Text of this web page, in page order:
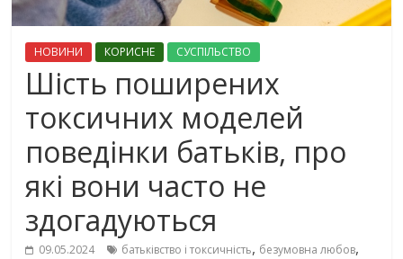
НОВИНИ КОРИСНЕ СУСПІЛЬСТВО
Шість поширених
токсичних моделей
поведінки батьків, про
які вони часто не
здогадуються
09.05.2024 батьківство і токсичність, безумовна любов,